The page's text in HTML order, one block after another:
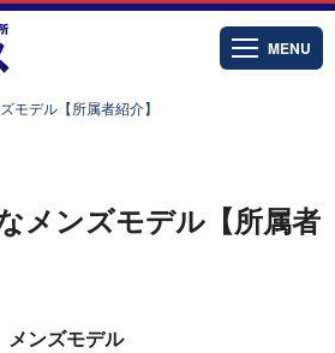
MENU
モデル【所属者紹介】
メンズモデル【所属者
メンズモデル